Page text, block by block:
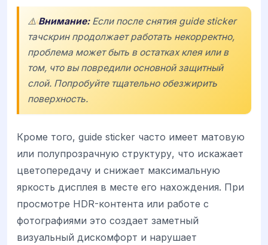
⚠️Внимание:Если после снятия guide sticker
тачскрин продолжает работать некорректно,
проблема может быть в остатках клея или в
том, что вы повредили основной защитный
слой. Попробуйте тщательно обезжирить
поверхность.
Кроме того, guide sticker часто имеет матовую
или полупрозрачную структуру, что искажает
цветопередачу и снижает максимальную
яркость дисплея в месте его нахождения. При
просмотре HDR-контента или работе с
фотографиями это создает заметный
визуальный дискомфорт и нарушает